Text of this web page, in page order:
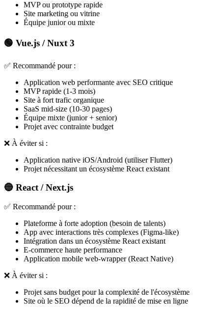
MVP ou prototype rapide
Site marketing ou vitrine
Équipe junior ou mixte
🟢 Vue.js / Nuxt 3
✅ Recommandé pour :
Application web performante avec SEO critique
MVP rapide (1-3 mois)
Site à fort trafic organique
SaaS mid-size (10-30 pages)
Équipe mixte (junior + senior)
Projet avec contrainte budget
❌ À éviter si :
Application native iOS/Android (utiliser Flutter)
Projet nécessitant un écosystème React existant
🔵 React / Next.js
✅ Recommandé pour :
Plateforme à forte adoption (besoin de talents)
App avec interactions très complexes (Figma-like)
Intégration dans un écosystème React existant
E-commerce haute performance
Application mobile web-wrapper (React Native)
❌ À éviter si :
Projet sans budget pour la complexité de l'écosystème
Site où le SEO dépend de la rapidité de mise en ligne